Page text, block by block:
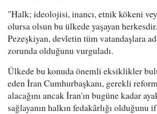
"Halk; ideolojisi, inancı, etnik kökeni
olursa olsun bu ülkede yaşayan
Pezeşkiyan, devletin tüm vatandaşlara
zorunda olduğunu vurguladı.
Ülkede bu konuda önemli eksiklikler
eden İran Cumhurbaşkanı, gerekli
alacağını ancak İran'ın bugüne kadar
sağlayanın halkın fedakârlığı olduğunu